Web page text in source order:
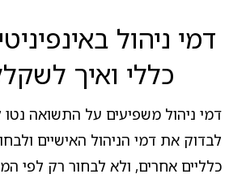
דמי ניהול
כללי ואיך
דמי ניהול משפיעים על התשואה נטו
לבדוק את דמי הניהול האישיים
כלליים אחרים, ולא לבחור רק לפי